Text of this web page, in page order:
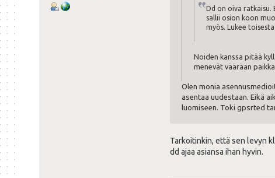
Dd on oiva ratkaisu.
sallii osion koon
myös. Lukee
Noiden kanssa pitää
menevät väärään
Olen monia
asentaa uudestaan. Eikä
luomiseen. Toki gpsrted
Tarkoitinkin, että sen levyn
dd ajaa asiansa ihan hyvin.